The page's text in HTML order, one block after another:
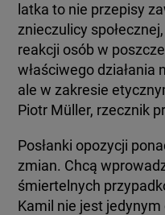
latka to nie przepisy
znieczulicy
reakcji osób w
właściwego działania
ale w zakresie
Piotr Müller, rzecznik
Posłanki opozycji
zmian. Chcą
śmiertelnych
Kamil nie jest